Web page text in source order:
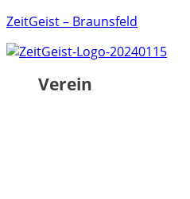
ZeitGeist – Braunsfeld
Verein